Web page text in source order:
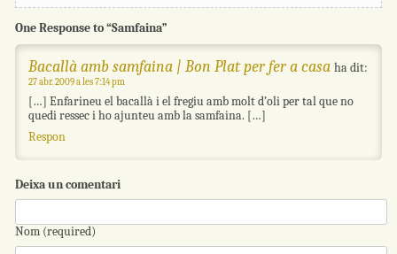
One Response to “Samfaina”
Bacallà amb samfaina | Bon Plat per fer a casa ha dit:
27 abr. 2009 a les 7:14 pm
[…] Enfarineu el bacallà i el fregiu amb molt d’oli per tal que no
quedi ressec i ho ajunteu amb la samfaina. […]
Respon
Deixa un comentari
Nom (required)